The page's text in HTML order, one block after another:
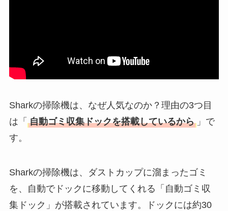
Sharkの掃除機は、なぜ人気なのか？理由の3つ目
は「 自動ゴミ収集ドックを搭載しているから 」で
す。
Sharkの掃除機は、ダストカップに溜まったゴミ
を、自動でドックに移動してくれる「自動ゴミ収
集ドック」が搭載されています。ドックには約30